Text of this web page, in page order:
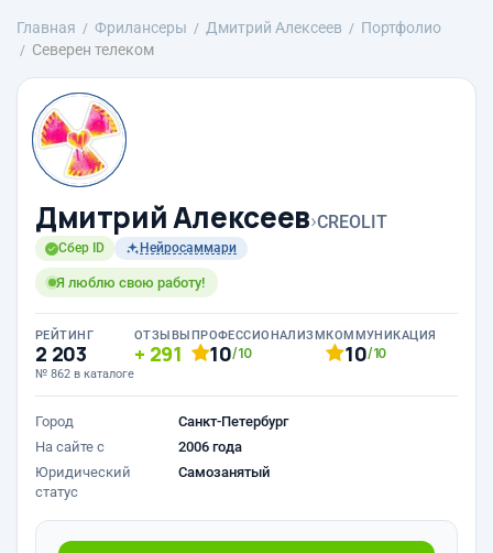
Главная Фрилансеры Дмитрий Алексеев
Портфолио
Северен телеком
Дмитрий Алексеев›CREOLIT
Сбер ID Нейросаммари
Я люблю свою работу!
РЕЙТИНГ
2 203
№ 862 в каталоге
ОТЗЫВЫ
291
ПРОФЕССИОНАЛИЗМ
10/10
КОММУНИКАЦИЯ
10/10
Город
Санкт-Петербург
На сайте с
2006 года
Юридический
статус
Самозанятый